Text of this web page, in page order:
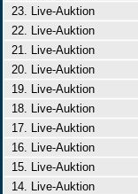
23. Live-Auktion
22. Live-Auktion
21. Live-Auktion
20. Live-Auktion
19. Live-Auktion
18. Live-Auktion
17. Live-Auktion
16. Live-Auktion
15. Live-Auktion
14. Live-Auktion